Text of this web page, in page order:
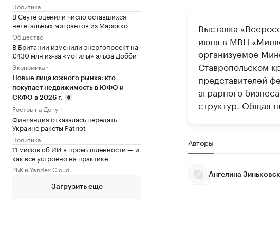
Политика
В Сеуте оценили число оставшихся
нелегальных мигрантов из Марокко
Общество
В Британии изменили энергопроект на
£430 млн из-за «могилы» эльфа Добби
Экономика
Новые лица южного рынка: кто
покупает недвижимость в ЮФО и
СКФО в 2026 г.
Ростов-на-Дону
Финляндия отказалась передать
Украине ракеты Patriot
Политика
11 мифов об ИИ в промышленности — и
как все устроено на практике
РБК и Yandex Cloud
Загрузить еще
Выставка
июня в МВЦ
организуемое
Ставропольском
представителей
аграрного
структур. Общая
Авторы
Ангелина